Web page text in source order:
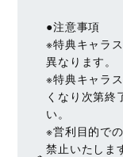
●注意事項
※特典キャラ
異なります。
※特典キャラ
くなり次第終
い。
※営利目的で
禁止いたしま